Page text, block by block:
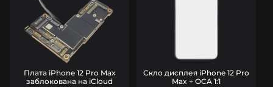
Плата iPhone 12 Pro Max
заблокована на iCloud
Скло дисплея iPhone 12 Pro
Max + OCA 1:1